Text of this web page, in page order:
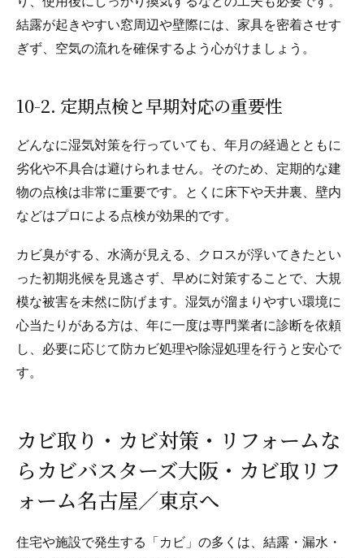
結露が起きやすい窓周辺や壁際には、家具を密着させす
ぎず、空気の流れを確保するよう心がけましょう。
10-2. 定期点検と早期対応の重要性
どんなに湿気対策を行っていても、年月の経過とともに
劣化や不具合は避けられません。そのため、定期的な建
物の点検は非常に重要です。とくに床下や天井裏、壁内
などはプロによる点検が効果的です。
カビ臭がする、水滴が見える、クロスが浮いてきたとい
った初期兆候を見逃さず、早めに対策することで、大規
模な被害を未然に防げます。湿気が溜まりやすい環境に
心当たりがある方は、年に一度は専門業者に診断を依頼
し、必要に応じて防カビ処理や除湿処理を行うと安心で
す。
カビ取り・カビ対策・リフォームな
らカビバスターズ大阪・カビ取リフ
ォーム名古屋／東京へ
住宅や施設で発生する「カビ」の多くは、結露・漏水・